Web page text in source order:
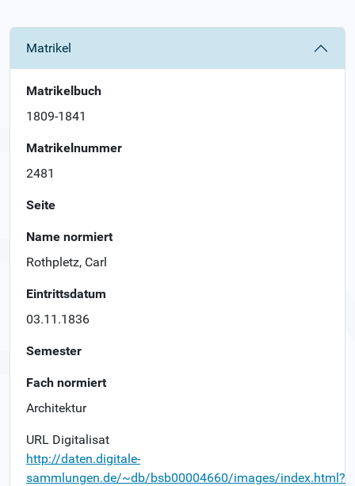
Matrikel
Matrikelbuch
1809-1841
Matrikelnummer
2481
Seite
Name normiert
Rothpletz, Carl
Eintrittsdatum
03.11.1836
Semester
Fach normiert
Architektur
URL Digitalisat
http://daten.digitale-
sammlungen.de/~db/bsb00004660/images/index.html?